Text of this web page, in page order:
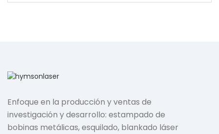
Enfoque en la producción y ventas de
investigación y desarrollo: estampado de
bobinas metálicas, esquilado, blankado láser